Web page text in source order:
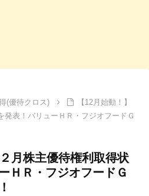
(優待クロス)
【12月始動！】
発表！バリューＨＲ・フジオフードＧ
月株主優待権利取得状
ＨＲ・フジオフードＧ